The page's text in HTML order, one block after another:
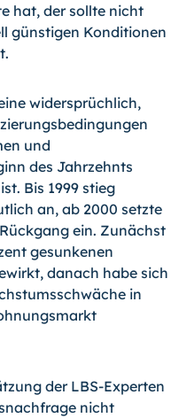
hat, der sollte nicht
günstigen Konditionen
widersprüchlich,
und
des Jahrzehnts
Bis 1999 stieg
an, ab 2000 setzte
ein. Zunächst
gesunkenen
danach habe sich
in
der LBS-Experten
nicht